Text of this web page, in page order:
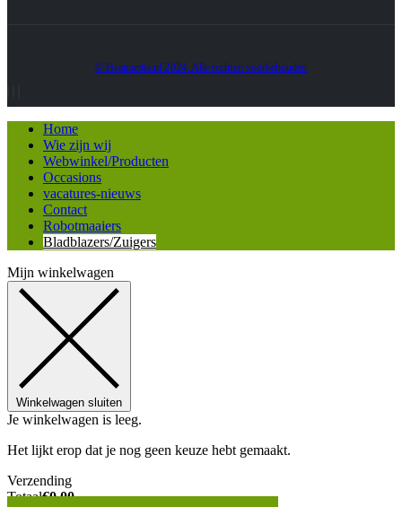
© Heatmedia.nl 2024. Alle rechten voorbehouden
Home
Wie zijn wij
Webwinkel/Producten
Occasions
vacatures-nieuws
Contact
Robotmaaiers
Bladblazers/Zuigers
Mijn winkelwagen
Winkelwagen sluiten
Je winkelwagen is leeg.
Het lijkt erop dat je nog geen keuze hebt gemaakt.
Verzending
Totaal€0,00